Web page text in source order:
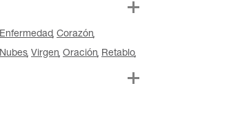
Enfermedad Corazón
Nubes Virgen Oración Retablo